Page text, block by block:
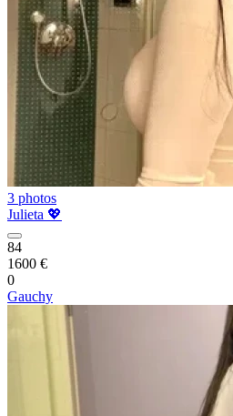
3 photos
Julieta 💖
84
1600 €
0
Gauchy